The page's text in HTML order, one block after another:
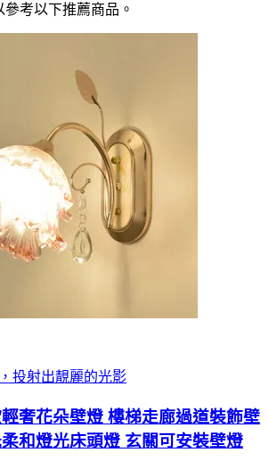
考以下推薦商品 。
投射出靚麗的光影
奢花朵壁燈 樓梯走廊過道裝飾壁
和燈光床頭燈 玄關可安裝壁燈